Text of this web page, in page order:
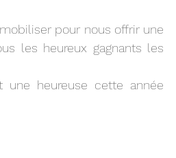
pour nous offrir une
les heureux gagnants les
une heureuse cette année